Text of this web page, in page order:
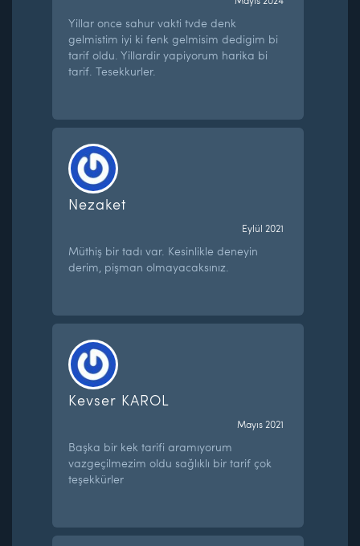
Yillar once sahur vakti tvde denk
gelmistim iyi ki fenk gelmisim dedigim bi
tarif oldu. Yillardir yapiyorum harika bi
tarif. Tesekkurler.
Nezaket
Eylül 2021
Müthiş bir tadı var. Kesinlikle deneyin
derim, pişman olmayacaksınız.
Kevser KAROL
Mayıs 2021
Başka bir kek tarifi aramıyorum
vazgeçilmezim oldu sağlıklı bir tarif çok
teşekkürler